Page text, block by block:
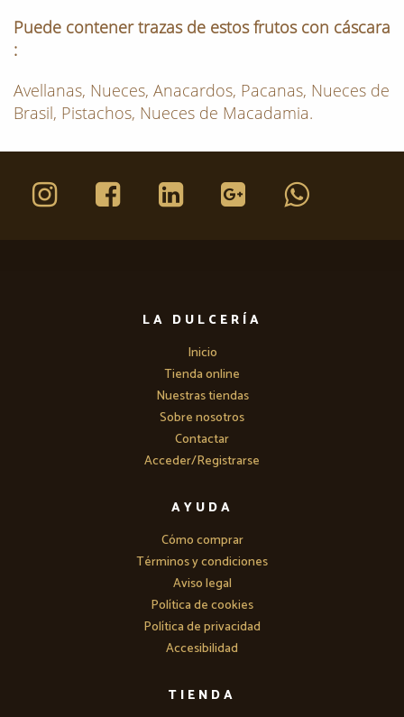
Puede contener trazas de estos frutos con cáscara
:
Avellanas, Nueces, Anacardos, Pacanas, Nueces de
Brasil, Pistachos, Nueces de Macadamia.
LA DULCERÍA
Inicio
Tienda online
Nuestras tiendas
Sobre nosotros
Contactar
Acceder/Registrarse
AYUDA
Cómo comprar
Términos y condiciones
Aviso legal
Política de cookies
Política de privacidad
Accesibilidad
TIENDA